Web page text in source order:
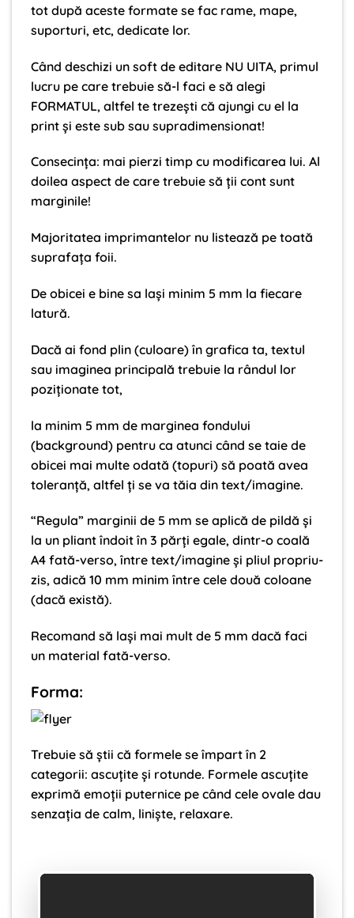
tot după aceste formate se fac rame, mape,
suporturi, etc, dedicate lor.
Când deschizi un soft de editare NU UITA, primul
lucru pe care trebuie să-l faci e să alegi
FORMATUL, altfel te trezești că ajungi cu el la
print și este sub sau supradimensionat!
Consecința: mai pierzi timp cu modificarea lui. Al
doilea aspect de care trebuie să ții cont sunt
marginile!
Majoritatea imprimantelor nu listează pe toată
suprafața foii.
De obicei e bine sa lași minim 5 mm la fiecare
latură.
Dacă ai fond plin (culoare) în grafica ta, textul
sau imaginea principală trebuie la rândul lor
poziționate tot,
la minim 5 mm de marginea fondului
(background) pentru ca atunci când se taie de
obicei mai multe odată (topuri) să poată avea
toleranță, altfel ți se va tăia din text/imagine.
“Regula” marginii de 5 mm se aplică de pildă și
la un pliant îndoit în 3 părți egale, dintr-o coală
A4 fată-verso, între text/imagine și pliul propriu-
zis, adică 10 mm minim între cele două coloane
(dacă există).
Recomand să lași mai mult de 5 mm dacă faci
un material fată-verso.
Forma:
Trebuie să știi că formele se împart în 2
categorii: ascuțite și rotunde. Formele ascuțite
exprimă emoții puternice pe când cele ovale dau
senzația de calm, liniște, relaxare.